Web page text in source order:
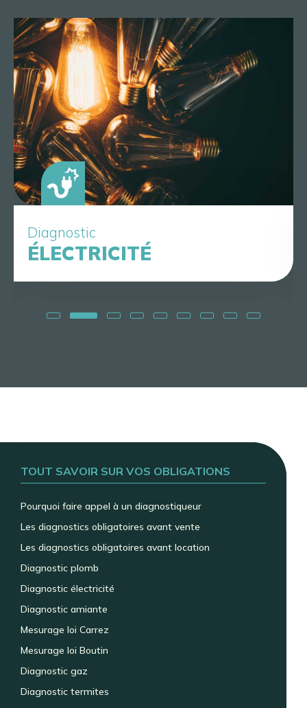
Diagnostic
ÉLECTRICITÉ
TOUT SAVOIR SUR VOS OBLIGATIONS
Pourquoi faire appel à un diagnostiqueur
Les diagnostics obligatoires avant vente
Les diagnostics obligatoires avant location
Diagnostic plomb
Diagnostic électricité
Diagnostic amiante
Mesurage loi Carrez
Mesurage loi Boutin
Diagnostic gaz
Diagnostic termites